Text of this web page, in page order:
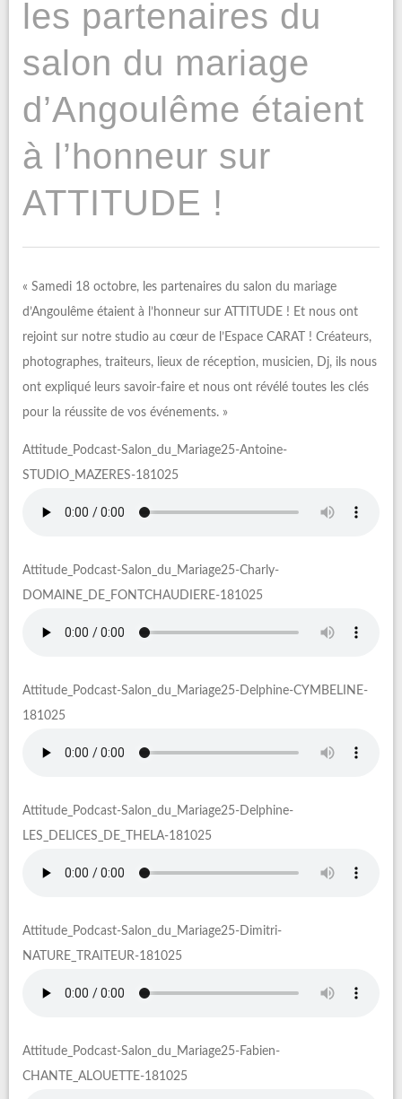
les partenaires du
salon du mariage
d’Angoulême étaient
à l’honneur sur
ATTITUDE !
« Samedi 18 octobre, les partenaires du salon du mariage
d’Angoulême étaient à l’honneur sur ATTITUDE ! Et nous ont
rejoint sur notre studio au cœur de l’Espace CARAT ! Créateurs,
photographes, traiteurs, lieux de réception, musicien, Dj, ils nous
ont expliqué leurs savoir-faire et nous ont révélé toutes les clés
pour la réussite de vos événements. »
Attitude_Podcast-Salon_du_Mariage25-Antoine-
STUDIO_MAZERES-181025
Attitude_Podcast-Salon_du_Mariage25-Charly-
DOMAINE_DE_FONTCHAUDIERE-181025
Attitude_Podcast-Salon_du_Mariage25-Delphine-CYMBELINE-
181025
Attitude_Podcast-Salon_du_Mariage25-Delphine-
LES_DELICES_DE_THELA-181025
Attitude_Podcast-Salon_du_Mariage25-Dimitri-
NATURE_TRAITEUR-181025
Attitude_Podcast-Salon_du_Mariage25-Fabien-
CHANTE_ALOUETTE-181025